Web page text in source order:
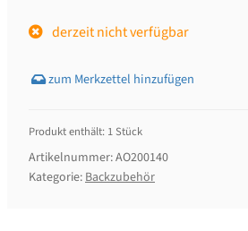
derzeit nicht verfügbar
Produkt enthält: 1 Stück
Artikelnummer:AO200140
Kategorie:Backzubehör